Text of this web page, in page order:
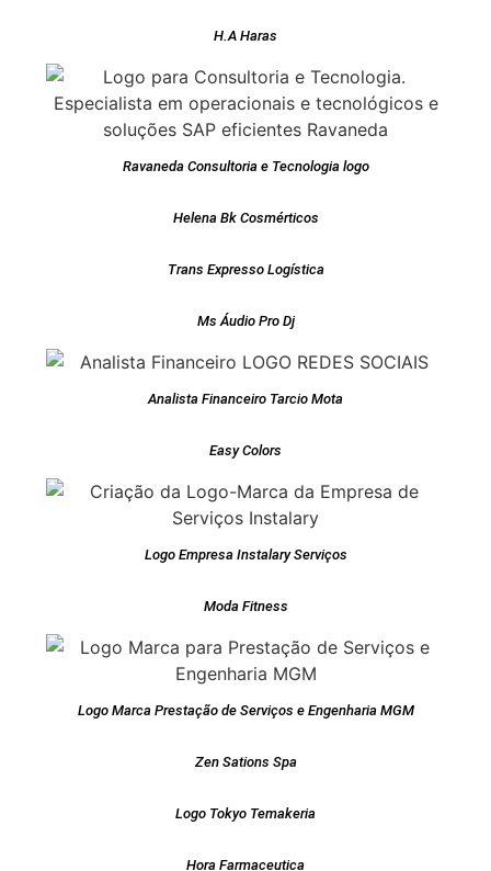
H.A Haras
Ravaneda Consultoria e Tecnologia logo
Helena Bk Cosmérticos
Trans Expresso Logística
Ms Áudio Pro Dj
Analista Financeiro Tarcio Mota
Easy Colors
Logo Empresa Instalary Serviços
Moda Fitness
Logo Marca Prestação de Serviços e Engenharia MGM
Zen Sations Spa
Logo Tokyo Temakeria
Hora Farmaceutica